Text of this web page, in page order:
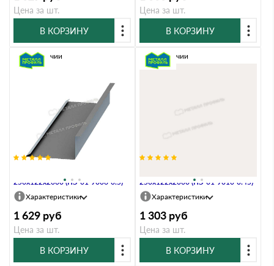
Цена за шт.
В КОРЗИНУ
Цена за шт.
В КОРЗИНУ
250х122х2000 (ПЭ-01-9006-0.5)
В наличии
Характеристики
1 629 руб
Цена за шт.
В КОРЗИНУ
250х122х2000 (ПЭ-01-9010-0.45)
В наличии
Характеристики
1 303 руб
Цена за шт.
В КОРЗИНУ